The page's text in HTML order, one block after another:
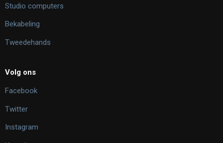
Studio computers
Bekabeling
Tweedehands
Volg ons
Facebook
Twitter
Instagram